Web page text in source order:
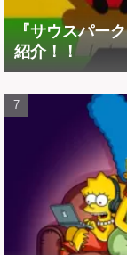
『サウスパー
紹介！！